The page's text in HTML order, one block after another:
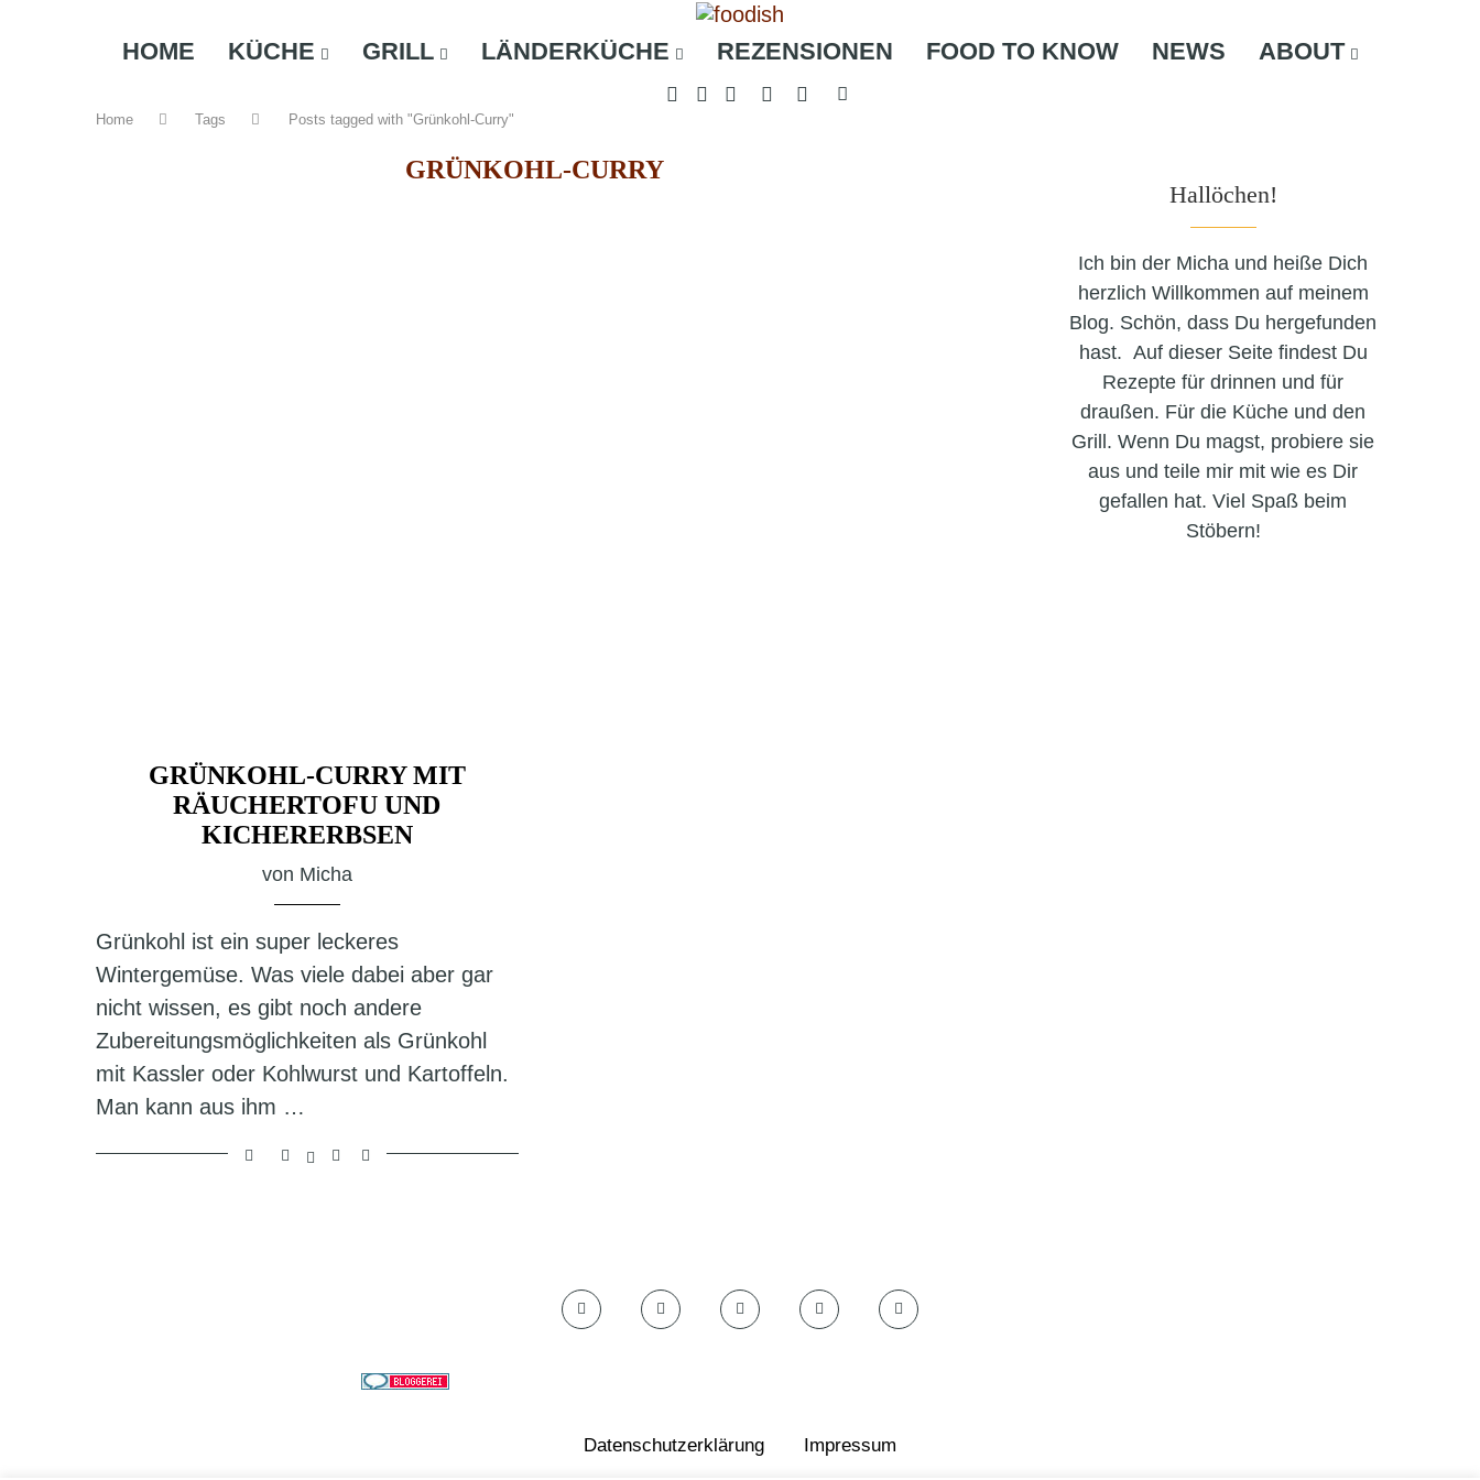
HOME KÜCHE GRILL LÄNDERKÜCHE REZENSIONEN FOOD TO KNOW NEWS ABOUT
Home Tags Posts tagged with "Grünkohl-Curry"
GRÜNKOHL-CURRY
GRÜNKOHL-CURRY MIT
RÄUCHERTOFU UND
KICHERERBSEN
von Micha
Grünkohl ist ein super leckeres
Wintergemüse. Was viele dabei aber gar
nicht wissen, es gibt noch andere
Zubereitungsmöglichkeiten als Grünkohl
mit Kassler oder Kohlwurst und Kartoffeln.
Man kann aus ihm …
Hallöchen!
Ich bin der Micha und heiße Dich
herzlich Willkommen auf meinem
Blog. Schön, dass Du hergefunden
hast. Auf dieser Seite findest Du
Rezepte für drinnen und für
draußen. Für die Küche und den
Grill. Wenn Du magst, probiere sie
aus und teile mir mit wie es Dir
gefallen hat. Viel Spaß beim
Stöbern!
Datenschutzerklärung Impressum